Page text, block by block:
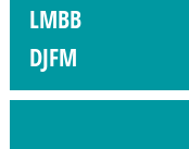
LMBB
DJFM